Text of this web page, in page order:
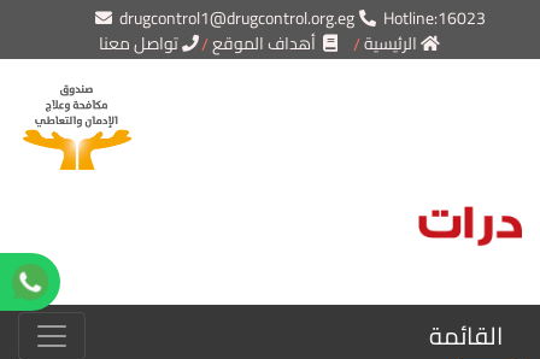
drugcontrol1@drugcontrol.org.eg
Hotline:16023
الرئيسية
أهداف الموقع تواصل معنا
القائمة